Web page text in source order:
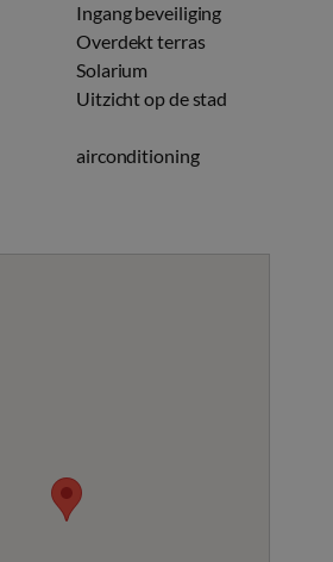
Ingang beveiliging
Overdekt terras
Solarium
Uitzicht op de stad
airconditioning